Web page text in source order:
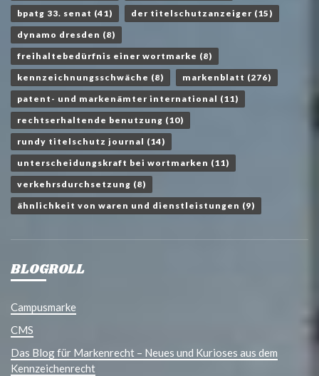
bpatg 33. senat (41) der titelschutzanzeiger (15)
dynamo dresden (8)
freihaltebedürfnis einer wortmarke (8)
kennzeichnungsschwäche (8) markenblatt (276)
patent- und markenämter international (11)
rechtserhaltende benutzung (10)
rundy titelschutz journal (14)
unterscheidungskraft bei wortmarken (11)
verkehrsdurchsetzung (8)
ähnlichkeit von waren und dienstleistungen (9)
BLOGROLL
Campusmarke
CMS
Das Blog für Markenrecht – Neues und Kurioses aus dem
Kennzeichenrecht